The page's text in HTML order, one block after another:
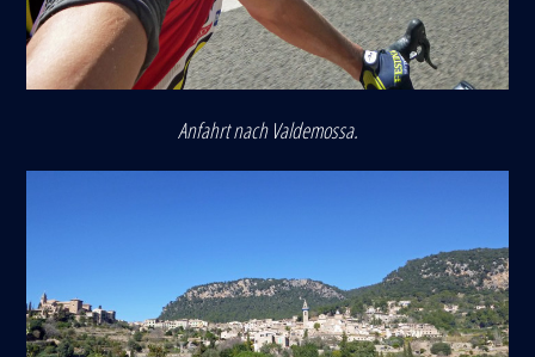
Anfahrt nach Valdemossa.